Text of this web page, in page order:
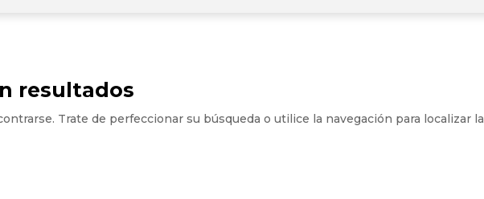
resultados
Trate de perfeccionar su búsqueda o utilice la navegación para localizar la